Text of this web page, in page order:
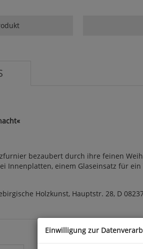
bezaubert durch ihre feinen
Innenplatten, einem Glaseinsatz für
Holzkunst, Hauptstr. 28, D
Einwilligung zur